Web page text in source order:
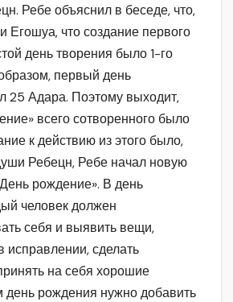
Ребе объяснил в беседе, что,
Егошуа, что создание первого
день творения было 1-го
первый день
25 Адара. Поэтому выходит,
всего сотворенного было
к действию из этого было,
Ребецн, Ребе начал новую
рождение». В день
человек должен
себя и выявить вещи,
сделать
на себя хорошие
рождения нужно добавить